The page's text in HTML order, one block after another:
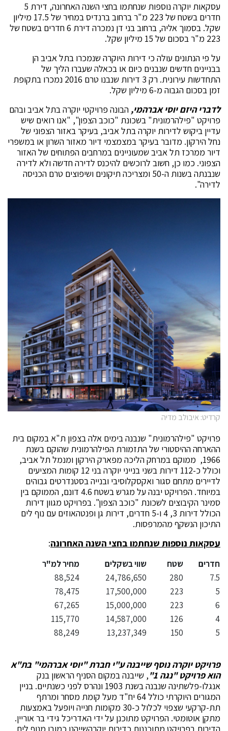
עסקאות יוקרה נוספות שנחתמו בחצי השנה האחרונה, דירת 5
חדרים בשטח של 223 מ"ר ברחוב ברנדיס במחיר של 17.5 מיליון
שקל. בסמוך אליה, ברחוב בני דן נמכרה דירת 6 חדרים בשטח של
223 מ"ר בסכום של 15 מיליון שקל.
על פי הנתונים עולה כי דירות היוקרה שנמכרו בתל אביב הן
בבניינים חדשים שנבנים כיום או בכאלה שעברו הליך של
התחדשות עירונית. רק 3 דירות שנבנו טרם 2016 נמכרו בתקופת
זמן בסכום הגבוה מ-6 מיליון שקל.
לדברי היזם יוסי אברהמי, הבונה פרויקטי יוקרה בתל אביב ובהם
פרויקט "פילהרמונית" בשכונת "כוכב הצפון", "אנו רואים שיש
עדיין ביקוש לדירות יוקרה בתל אביב, בעיקר באזור הצפוני של
נחל הירקון. מדובר בעיקר במצמצמי דיור מאזור השרון או במשפרי
דיור ממרכז תל אביב שמעוניינים במרחבים הפתוחים של האזור
הצפוני. כמו כן, חשוב לרוכשים להיכנס לדירה חדשה ולא לדירה
שנבנתה בשנות ה-50 ומצריכה תיקונים ושיפוצים טרם הכניסה
לדירה".
קרדיט: איבולב מדיה
פרויקט "פילהרמונית" שנבנה בימים אלה בצפון ת"א במקום בית
ההארחה ההיסטורי של התזמורת הפילהרמונית שהוקם בשנת
1966, ממוקם במרחק הליכה מפארק הירקון ומנמל תל אביב,
וכולל כ-112 דירות בשני בנייני יוקרה בני 12 קומות המציעים
לדיירים מתחם סגור ואקסקלוסיבי ובנייה בסטנדרטים גבוהים
במיוחד. הפרויקט יבנה על מגרש בשטח 4.6 דונם, הממוקם בין
סמינר הקיבוצים לשכונת "כוכב הצפון". בפרויקט מגוון דירות
הכולל דירות 3, 4 ו-5 חדרים, דירות גן ופנטהאוזים עם נוף לים
התיכון הנשקף מהמרפסות.
עסקאות נוספות שנחתמו בחצי השנה האחרונה:
חדרים שטח שווי בשקלים
מחיר למ"ר
7.5
280
24,786,650
88,524
5
223
17,500,000
78,475
6
223
15,000,000
67,265
4
126
14,587,000
115,770
5
150
13,237,349
88,249
פרויקט יוקרה נוסף שייבנה ע"י חברת "יוסי אברהמי" בת"א
הוא פרויקט"נגה 1"
, שייבנה במקום הסניף הראשון בנק
אנגלו-פלשתינה שנבנה בשנת 1903 ונהרס לפני כשנתיים. בניין
המגורים היוקרתי כולל 64 יח"ד מעל קומת מסחר ומרתף
תת-קרקעי שצפוי לכלול כ-30 מקומות חנייה ויופעל באמצעות
מתקן אוטומטי. הפרויקט מתוכנן על ידי האדריכל גידי בר אוריין.